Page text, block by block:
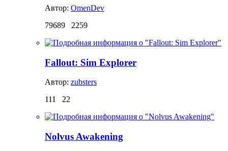
Автор: OmenDev
79689
2259
Fallout: Sim Explorer
Автор: zubsters
111
22
Nolvus Awakening